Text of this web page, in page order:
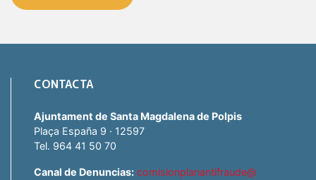
CONTACTA
Ajuntament de Santa Magdalena de Polpis
Plaça España 9 · 12597
Tel. 964 41 50 70
Canal de Denuncias: comisionplanantifraude@